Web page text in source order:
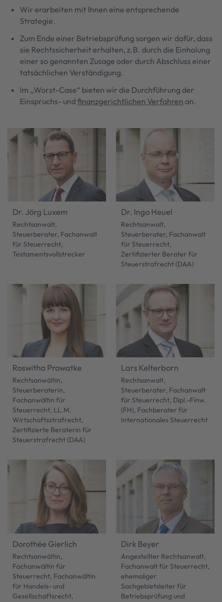
Wir erarbeiten mit Ihnen eine entsprechende
Strategie.
Zum Ende einer Betriebsprüfung sorgen wir dafür, dass
sie Rechtssicherheit erhalten, z.B. durch die Einholung
einer so genannten Zusage oder durch Abschluss einer
tatsächlichen Verständigung.
Im „Worst-Case“ bieten wir die Durchführung der
Einspruchs- und finanzgerichtlichen Verfahren an.
Dr. Jörg Luxem
Rechtsanwalt,
Steuerberater, Fachanwalt
für Steuerrecht,
Testamentsvollstrecker
Dr. Ingo Heuel
Rechtsanwalt,
Steuerberater, Fachanwalt
für Steuerrecht,
Zertifizierter Berater für
Steuerstrafrecht (DAA)
Roswitha Prowatke
Rechtsanwältin,
Steuerberaterin,
Fachanwältin für
Steuerrecht, LL.M.
Wirtschaftsstrafrecht,
Zertifizierte Beraterin für
Steuerstrafrecht (DAA)
Lars Kelterborn
Rechtsanwalt,
Steuerberater, Fachanwalt
für Steuerrecht, Dipl.-Finw.
(FH), Fachberater für
Internationales Steuerrecht
Dorothée Gierlich
Rechtsanwältin,
Fachanwältin für
Steuerrecht, Fachanwältin
für Handels- und
Gesellschaftsrecht,
Dirk Beyer
Angestellter Rechtsanwalt,
Fachanwalt für Steuerrecht,
ehemaliger
Sachgebietsleiter für
Betriebsprüfung und